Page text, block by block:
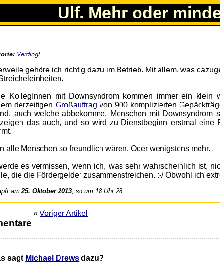
Ulf. Mehr oder
Verdingt
gehöre ich richtig dazu im Betrieb. Mit allem, was
KollegInnen mit Downsyndrom kommen immer ein
derzeitigen Großauftrag von 900 komplizierten
auch welche abbekomme. Menschen mit Downsyndrom
das auch, und so wird zu Dienstbeginn erstmal eine
alle Menschen so freundlich wären. Oder wenigstens mehr.
es vermissen, wenn ich, was sehr wahrscheinlich ist,
die die Fördergelder zusammenstreichen. :-/ Obwohl ich
am25. Oktober 2013, so um 18 Uhr 28
« Voriger Artikel
sagt Michael Drews dazu?